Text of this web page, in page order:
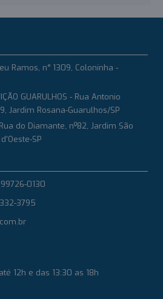
Ramos, n° 1309, Coloninha -
GUARULHOS - Rua Antonio
Jardim Rosana-Guarulhos/SP
do Diamante, nº82, Jardim São
SP
0130
3795
12h e das 13:30 as 18h